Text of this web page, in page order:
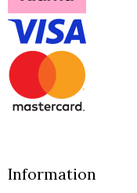
Information